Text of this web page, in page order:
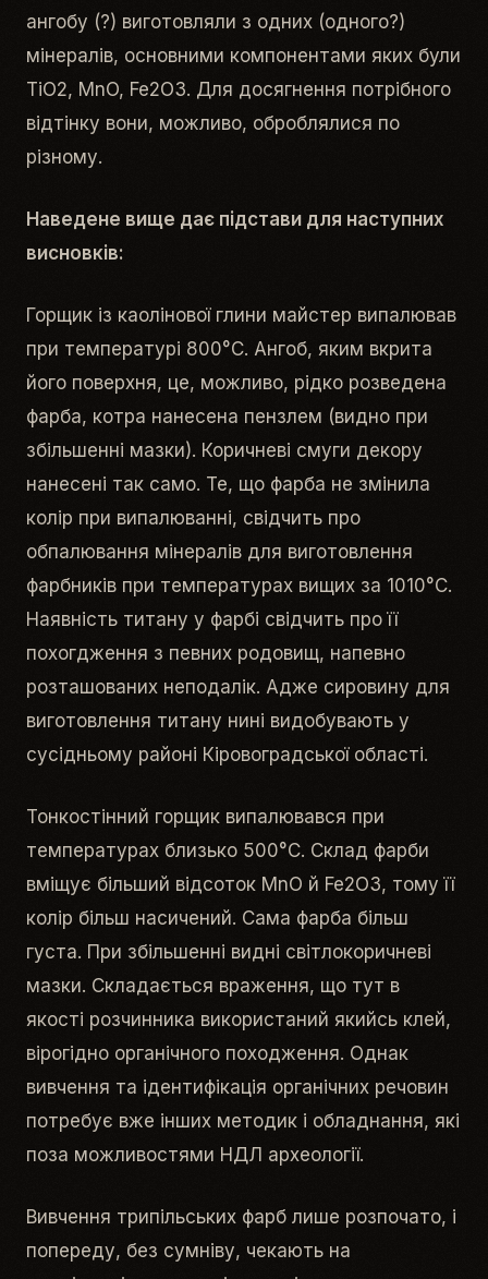
ангобу (?) виготовляли з одних (одного?)
мінералів, основними компонентами яких були
TiO2, MnO, Fe2O3. Для досягнення потрібного
відтінку вони, можливо, оброблялися по
різному.
Наведене вище дає підстави для наступних
висновків:
Горщик із каолінової глини майстер випалював
при температурі 800°С. Ангоб, яким вкрита
його поверхня, це, можливо, рідко розведена
фарба, котра нанесена пензлем (видно при
збільшенні мазки). Коричневі смуги декору
нанесені так само. Те, що фарба не змінила
колір при випалюванні, свідчить про
обпалювання мінералів для виготовлення
фарбників при температурах вищих за 1010°С.
Наявність титану у фарбі свідчить про її
похогдження з певних родовищ, напевно
розташованих неподалік. Адже сировину для
виготовлення титану нині видобувають у
сусідньому районі Кіровоградської області.
Тонкостінний горщик випалювався при
температурах близько 500°С. Склад фарби
вміщує більший відсоток MnO й Fe2O3, тому її
колір більш насичений. Сама фарба більш
густа. При збільшенні видні світлокоричневі
мазки. Складається враження, що тут в
якості розчинника використаний якийсь клей,
вірогідно органічного походження. Однак
вивчення та ідентифікація органічних речовин
потребує вже інших методик і обладнання, які
поза можливостями НДЛ археології.
Вивчення трипільських фарб лише розпочато, і
попереду, без сумніву, чекають на